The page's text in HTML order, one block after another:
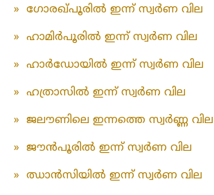
» ഗോരഖ്പൂരിൽ ഇന്ന് സ്വർണ വില
» ഹാമിർപൂരിൽ ഇന്ന് സ്വർണ വില
» ഹാർഡോയിൽ ഇന്ന് സ്വർണ വില
» ഹത്രാസിൽ ഇന്ന് സ്വർണ വില
» ജലൗണിലെ ഇന്നത്തെ സ്വർണ്ണ വില
» ജൗൻപൂരിൽ ഇന്ന് സ്വർണ വില
» ഝാൻസിയിൽ ഇന്ന് സ്വർണ വില